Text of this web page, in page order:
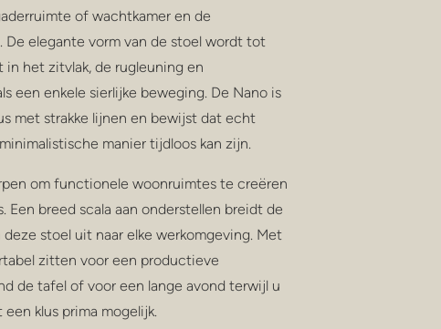
of wachtkamer en de
De elegante vorm van de stoel wordt tot
in het zitvlak, de rugleuning en
een enkele sierlijke beweging. De Nano is
met strakke lijnen en bewijst dat echt
manier tijdloos kan zijn.
om functionele woonruimtes te creëren
Een breed scala aan onderstellen breidt de
stoel uit naar elke werkomgeving. Met
zitten voor een productieve
de tafel of voor een lange avond terwijl u
klus prima mogelijk.